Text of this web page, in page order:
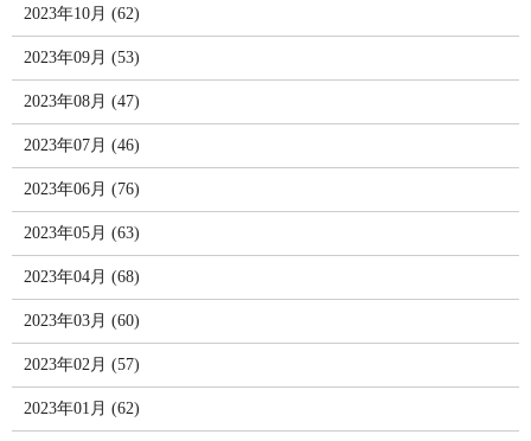
2023年10月 (62)
2023年09月 (53)
2023年08月 (47)
2023年07月 (46)
2023年06月 (76)
2023年05月 (63)
2023年04月 (68)
2023年03月 (60)
2023年02月 (57)
2023年01月 (62)